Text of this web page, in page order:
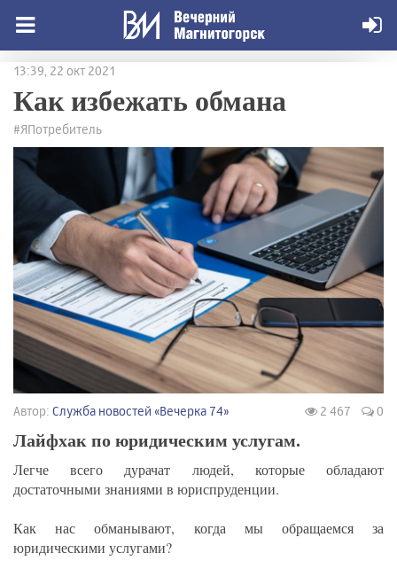
13:39, 22 окт 2021
Как избежать обмана
#ЯПотребитель
Автор: Служба новостей «Вечерка 74» 2 467 0
Лайфхак по юридическим услугам.
Легче всего дурачат людей, которые обладают
достаточными знаниями в юриспруденции.
Как нас обманывают, когда мы обращаемся за
юридическими услугами?